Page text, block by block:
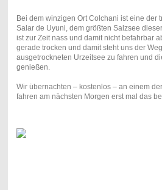
Bei dem winzigen Ort Colchani ist eine der
Salar de Uyuni, dem größten Salzsee
ist zur Zeit nass und damit nicht befahrbar
gerade trocken und damit steht uns der
ausgetrockneten Urzeitsee zu fahren und
genießen.
Wir übernachten – kostenlos – an einem
fahren am nächsten Morgen erst mal das